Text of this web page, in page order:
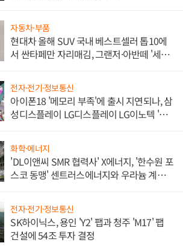
자동차·부품
현대차 올해 SUV 국내 베스트셀러 톱10에
서 싼타페만 자리매김, 그랜저·아반떼 '세단
전자·전기·정보통신
아이폰18 '메모리 부족'에 출시 지연되나, 삼
성디스플레이 LG디스플레이 LG이노텍 '탈
화학·에너지
'DL이앤씨 SMR 협력사' X에너지, '한수원 포
스코 동맹' 센트러스에너지와 우라늄 계약
전자·전기·정보통신
SK하이닉스, 용인 'Y2' 팹과 청주 'M17' 팹
건설에 54조 투자 결정